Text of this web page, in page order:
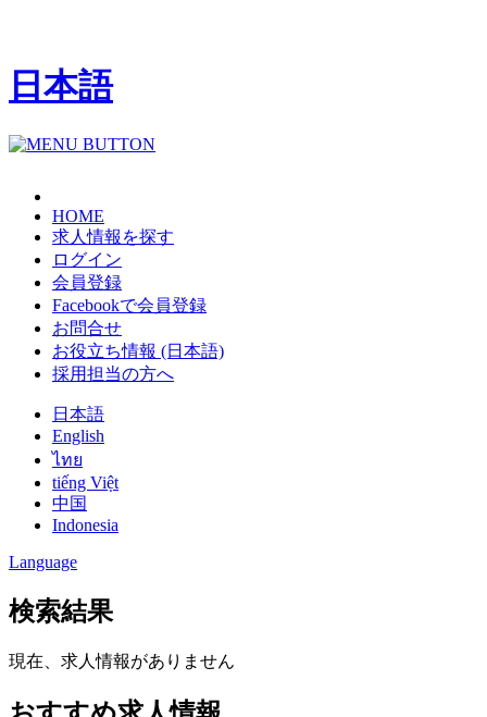
日本語
HOME
求人情報を探す
ログイン
会員登録
Facebookで会員登録
お問合せ
お役立ち情報 (日本語)
採用担当の方へ
日本語
English
ไทย
tiếng Việt
中国
Indonesia
Language
検索結果
現在、求人情報がありません